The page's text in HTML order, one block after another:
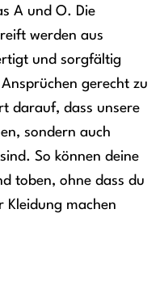
A und O. Die
werden aus
und sorgfältig
gerecht zu
darauf, dass unsere
sondern auch
So können deine
toben, ohne dass du
Kleidung machen